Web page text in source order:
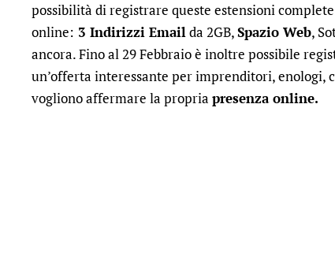
possibilità di registrare queste estensioni
online: 3 Indirizzi Emailda 2GB,Spazio Web,
ancora.Fino al 29 Febbraio è inoltre possibile
un’offerta interessante per imprenditori, enologi,
vogliono affermare la propria presenza online.